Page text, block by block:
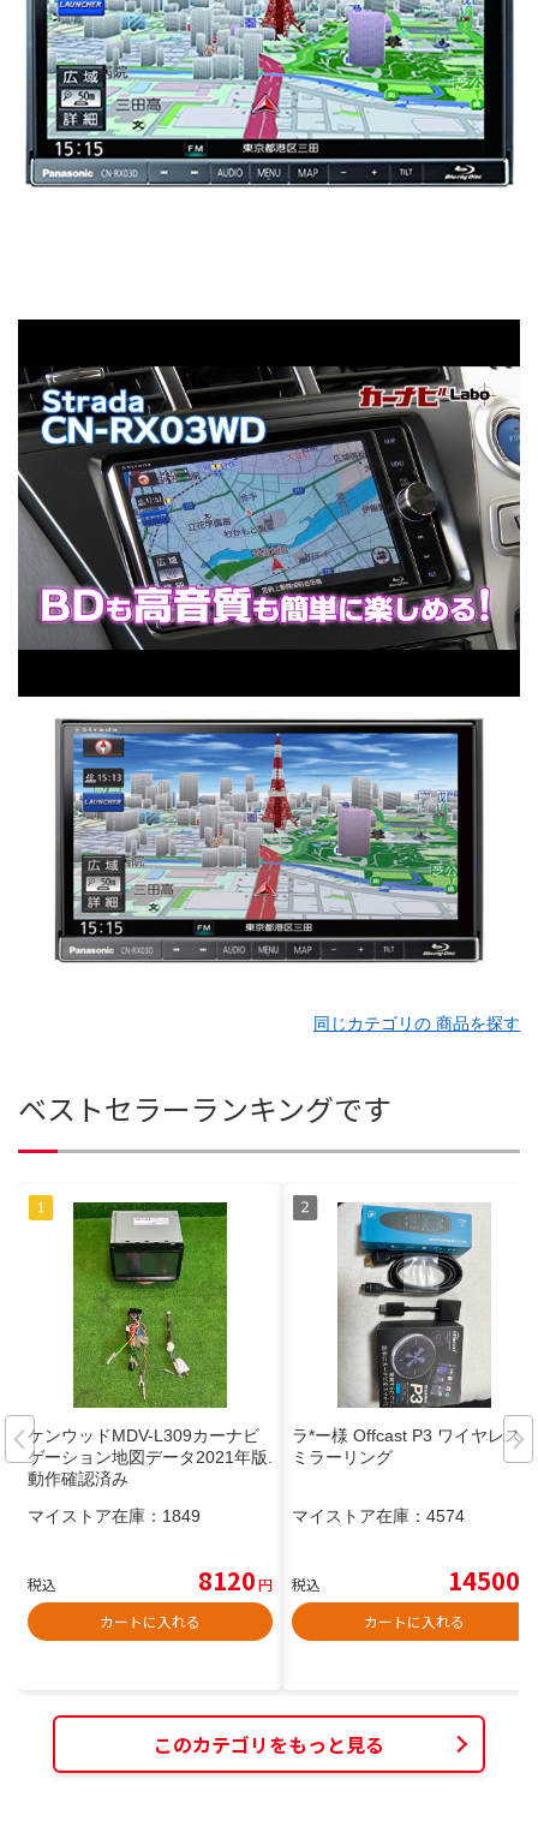
同じカテゴリの 商品を探す
ベストセラーランキングです
ケンウッドMDV-L309カーナビ
ゲーション地図データ2021年版.
動作確認済み
マイストア在庫： 1849
税込 8120円
カートに入れる
ラ*ー様 Offcast P3 ワイヤレス
ミラーリング
マイストア在庫： 4574
税込 14500
カートに入れる
このカテゴリをもっと見る